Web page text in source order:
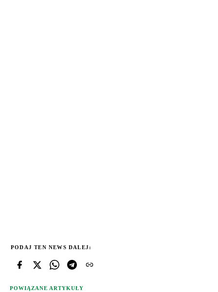
PODAJ TEN NEWS DALEJ:
POWIĄZANE ARTYKUŁY